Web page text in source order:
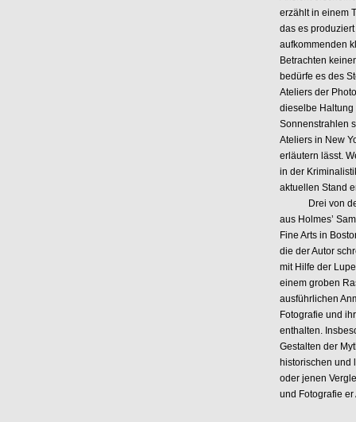
erzählt in einem
das es
aufkommenden
Betrachten
bedürfe es des
Ateliers der
dieselbe Haltung
Sonnenstrahlen
Ateliers in New
erläutern lässt.
in der
aktuellen Stand
Drei von den
aus Holmes’
Fine Arts in
die der Autor
mit Hilfe der
einem groben
ausführlichen
Fotografie und
enthalten.
Gestalten der
historischen und
oder jenen
und Fotografie